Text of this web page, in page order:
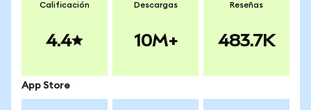
Calificación
4.4
Descargas
10M+
Reseñas
483.7K
App Store